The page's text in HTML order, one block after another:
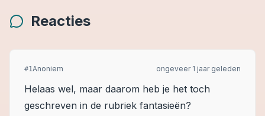
Reacties
#1Anoniem ongeveer 1 jaar geleden
Helaas wel, maar daarom heb je het toch
geschreven in de rubriek fantasieën?